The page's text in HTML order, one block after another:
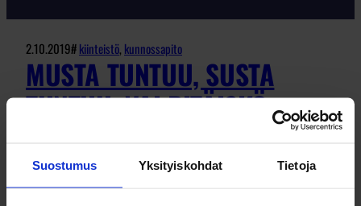
Suostumus Yksityiskohdat Tietoja
2.10.2019#kiinteistö, kunnossapito
MUSTA TUNTUU, SUSTA
TUNTUU, VAI PITÄISKÖ
REMONTTEJA